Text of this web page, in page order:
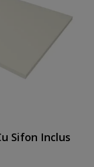
Sifon Inclus